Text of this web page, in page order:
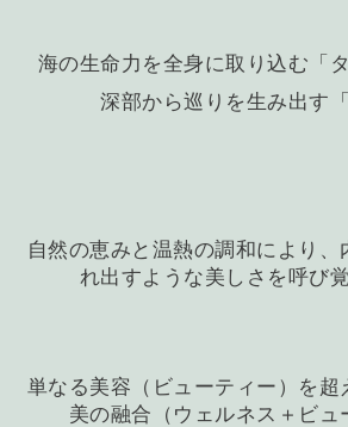
海の生命力を全身に取り込む「
深部から巡りを生み出す「
自然の恵みと温熱の調和により、
れ出すような美しさを呼び
単なる美容（ビューティー）を超
美の融合（ウェルネス＋ビュ